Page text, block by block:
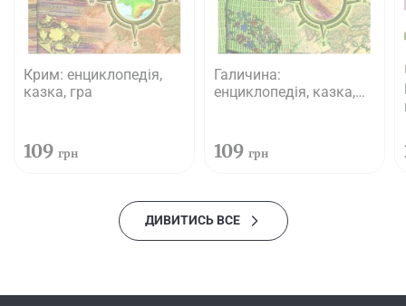
Крим: енциклопедія,
казка, гра
109 грн
Галичина:
енциклопедія, казка,
109 грн
ДИВИТИСЬ ВСЕ